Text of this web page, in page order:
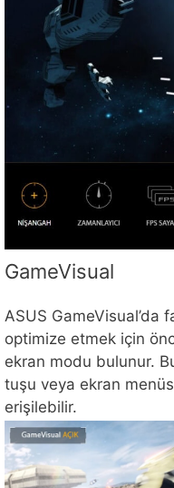
GameVisual
ASUS GameVisual’da
optimize etmek için
ekran modu bulunur.
tuşu veya ekran
erişilebilir.